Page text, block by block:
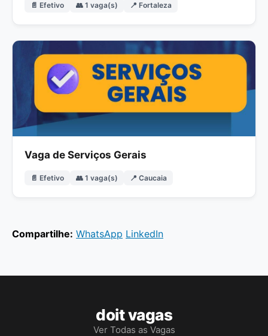
📄 Efetivo 👥 1 vaga(s) 📍 Fortaleza
Vaga de Serviços Gerais
📄 Efetivo 👥 1 vaga(s) 📍 Caucaia
Compartilhe: WhatsApp LinkedIn
doit vagas
Ver Todas as Vagas